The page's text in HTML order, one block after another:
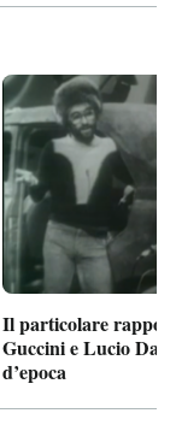
Il particolare
Guccini e Lucio
d’epoca